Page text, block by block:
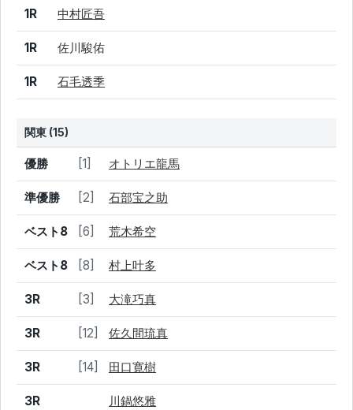
1R 中村匠吾
1R 佐川駿佑
1R 石毛透季
関東 (15)
結果 シード 選手名
優勝 [1] オトリエ龍馬
準優勝 [2] 石部宝之助
ベスト8 [6] 荒木希空
ベスト8 [8] 村上叶多
3R [3] 大滝巧真
3R [12] 佐久間琉真
3R [14] 田口寛樹
3R 川鍋悠雅